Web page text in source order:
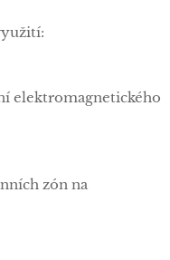
elektromagnetického
zón na